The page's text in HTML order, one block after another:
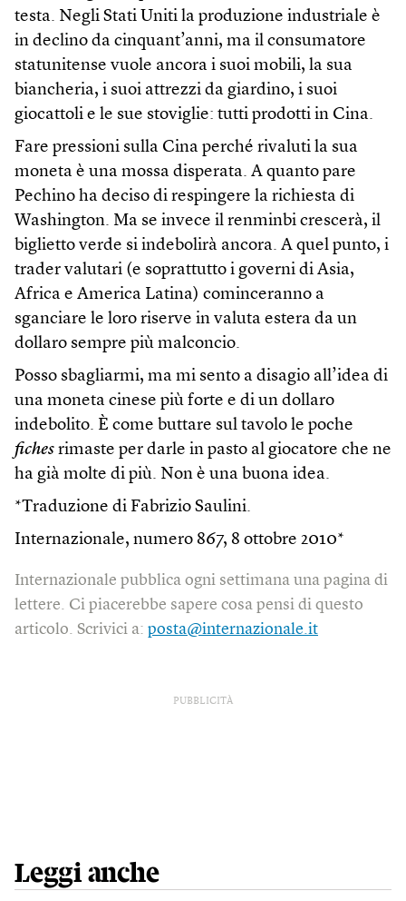
testa. Negli Stati Uniti la produzione industriale è
in declino da cinquant’anni, ma il consumatore
statunitense vuole ancora i suoi mobili, la sua
biancheria, i suoi attrezzi da giardino, i suoi
giocattoli e le sue stoviglie: tutti prodotti in Cina.
Fare pressioni sulla Cina perché rivaluti la sua
moneta è una mossa disperata. A quanto pare
Pechino ha deciso di respingere la richiesta di
Washington. Ma se invece il renminbi crescerà, il
biglietto verde si indebolirà ancora. A quel punto, i
trader valutari (e soprattutto i governi di Asia,
Africa e America Latina) cominceranno a
sganciare le loro riserve in valuta estera da un
dollaro sempre più malconcio.
Posso sbagliarmi, ma mi sento a disagio all’idea di
una moneta cinese più forte e di un dollaro
indebolito. È come buttare sul tavolo le poche
fiches rimaste per darle in pasto al giocatore che ne
ha già molte di più. Non è una buona idea.
*Traduzione di Fabrizio Saulini.
Internazionale, numero 867, 8 ottobre 2010*
Internazionale pubblica ogni settimana una pagina di
lettere. Ci piacerebbe sapere cosa pensi di questo
articolo. Scrivici a: posta@internazionale.it
PUBBLICITÀ
Leggi anche